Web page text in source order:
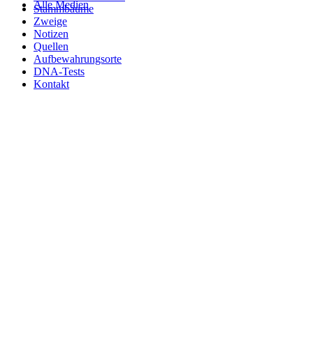
Alle Medien
Stammbäume
Zweige
Notizen
Quellen
Aufbewahrungsorte
DNA-Tests
Kontakt